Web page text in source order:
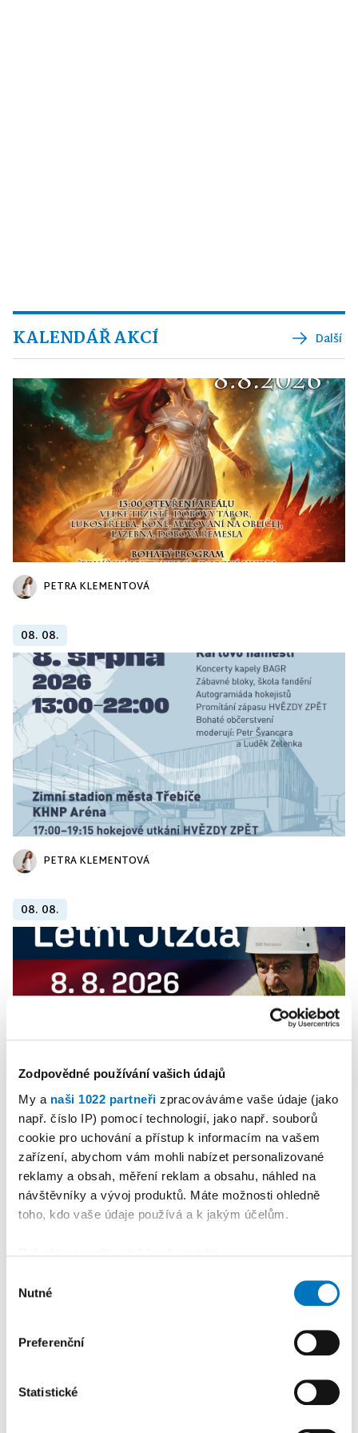
Zodpovědné používání vašich údajů
My a naši 1022 partneři zpracováváme vaše údaje (jako
např. číslo IP) pomocí technologií, jako např. souborů
cookie pro uchování a přístup k informacím na vašem
zařízení, abychom vám mohli nabízet personalizované
reklamy a obsah, měření reklam a obsahu, náhled na
návštěvníky a vývoj produktů. Máte možnosti ohledně
toho, kdo vaše údaje používá a k jakým účelům.
poloze, které mohou být přesné na několik metrů
skenování pro konkrétní charakteristiky (otisk prstu)
Zjistěte více o tom, jak zpracováváme vaše osobní
Svůj souhlas můžete kdykoliv změnit nebo odvolat v
souhlasu
Nutné
Preferenční
Statistické
KALENDÁŘ AKCÍ Další
PETRA KLEMENTOVÁ
08. 08.
PETRA KLEMENTOVÁ
08. 08.
PETRA KLEMENTOVÁ
08. 08.
PREMIUM